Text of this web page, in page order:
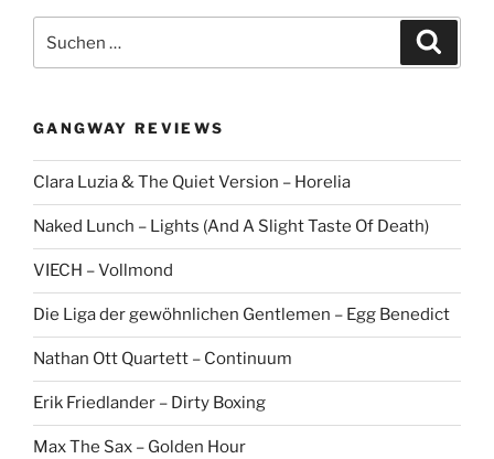
e
n
a
:
c
GANGWAY REVIEWS
Clara Luzia & The Quiet Version – Horelia
Naked Lunch – Lights (And A Slight Taste Of Death)
VIECH – Vollmond
Die Liga der gewöhnlichen Gentlemen – Egg Benedict
Nathan Ott Quartett – Continuum
Erik Friedlander – Dirty Boxing
Max The Sax – Golden Hour